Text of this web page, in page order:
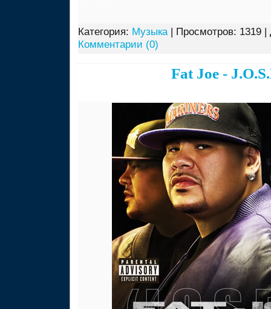
Категория: Музыка| Просмотров: 1319
Комментарии (0)
Fat Joe -